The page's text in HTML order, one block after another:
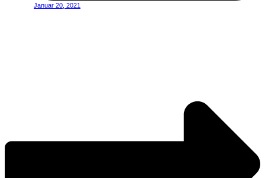
Januar 20, 2021